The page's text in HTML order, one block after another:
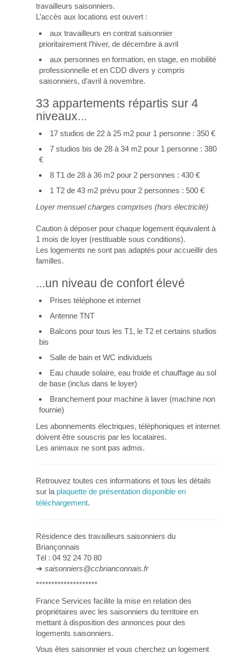
travailleurs saisonniers.
L’accès aux locations est ouvert :
aux travailleurs en contrat saisonnier
prioritairement l’hiver, de décembre à avril
aux personnes en formation, en stage, en mobilité
professionnelle et en CDD divers y compris
saisonniers, d’avril à novembre.
33 appartements répartis sur 4
niveaux...
17 studios de 22 à 25 m2 pour 1 personne : 350 €
7 studios bis de 28 à 34 m2 pour 1 personne : 380
€
8 T1 de 28 à 36 m2 pour 2 personnes : 430 €
1 T2 de 43 m2 prévu pour 2 personnes : 500 €
Loyer mensuel charges comprises (hors électricité)
Caution à déposer pour chaque logement équivalent à
1 mois de loyer (restituable sous conditions).
Les logements ne sont pas adaptés pour accueillir des
familles.
...un niveau de confort élevé
Prises téléphone et internet
Antenne TNT
Balcons pour tous les T1, le T2 et certains studios
bis
Salle de bain et WC individuels
Eau chaude solaire, eau froide et chauffage au sol
de base (inclus dans le loyer)
Branchement pour machine à laver (machine non
fournie)
Les abonnements électriques, téléphoniques et internet
doivent être souscris par les locataires.
Les animaux ne sont pas admis.
Retrouvez toutes ces informations et tous les détails
sur la plaquette de présentation disponible en
téléchargement.
Résidence des travailleurs saisonniers du
Briançonnais
Tél : 04 92 24 70 80
➜ saisonniers@ccbrianconnais.fr
********************
France Services facilite la mise en relation des
propriétaires avec les saisonniers du territoire en
mettant à disposition des annonces pour des
logements saisonniers.
Vous êtes saisonnier et vous cherchez un logement